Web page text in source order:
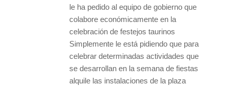
le ha pedido al equipo de gobierno que
colabore económicamente en la
celebración de festejos taurinos
Simplemente le está pidiendo que para
celebrar determinadas actividades que
se desarrollan en la semana de fiestas
alquile las instalaciones de la plaza